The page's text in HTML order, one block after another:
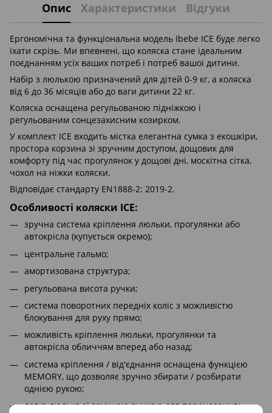
Опис Характеристики Відгуки
Ергономічна та функціональна модель Ibebe ICE буде легко
їхати скрізь. Ми впевнені, що коляска стане ідеальним
поєднанням усіх ваших потреб і потреб вашої дитини.
Набір з люлькою призначений для дітей 0-9 кг, а коляска
від 6 до 36 місяців або до ваги дитини 22 кг.
Коляска оснащена регульованою підніжкою і
регульованим сонцезахисним козирком.
У комплект ICE входить містка елегантна сумка з екошкіри,
простора корзина зі зручним доступом, дощовик для
комфорту під час прогулянок у дощові дні, москітна сітка,
чохол на ніжки коляски.
Відповідає стандарту EN1888-2: 2019-2.
Особливості коляски ICE:
зручна система кріплення люльки, прогулянки або
автокрісла (купується окремо);
центральне гальмо;
амортизована структура;
регульована висота ручки;
система поворотних передніх коліс з можливістю
блокування для руху прямо;
можливість кріплення люльки, прогулянки та
автокрісла обличчям вперед або назад;
система кріплення / від'єднання оснащена функцією
MEMORY, що дозволяє зручно збирати / розбирати
однією рукою;
легка люлька зі зручною ручкою для перенесення;